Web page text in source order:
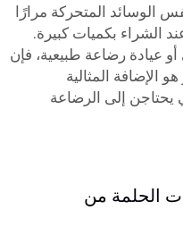
الوسائد المتحركة مرارًا
الشراء بكميات كبيرة.
عيادة رضاعة طبيعية، فإن
الإضافة المثالية
يحتاجن إلى الرضاعة
الحلمة من